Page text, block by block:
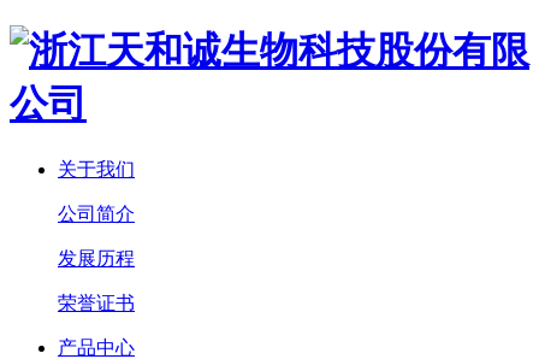
关于我们
公司简介
发展历程
荣誉证书
产品中心